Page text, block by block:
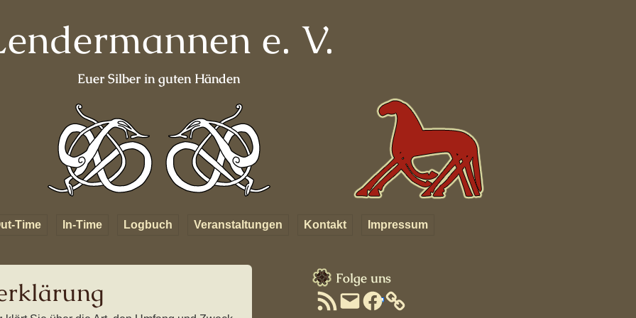
e. V.
Euer Silber in guten Händen
Time
In-Time
Mannen
Logbuch
Starkadsund
Veranstaltungen
Metsommernachtstraum
Kontakt Impressum
Sidebar
Folge uns
RSS-
Feed
E-
Mail
Facebook